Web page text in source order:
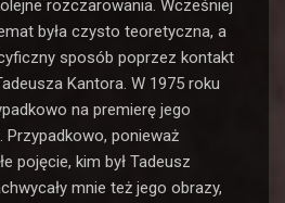
rozczarowania. Wcześniej
była czysto teoretyczna, a
sposób poprzez kontakt
Kantora. W 1975 roku
na premierę jego
Przypadkowo, ponieważ
pojęcie, kim był Tadeusz
mnie też jego obrazy,